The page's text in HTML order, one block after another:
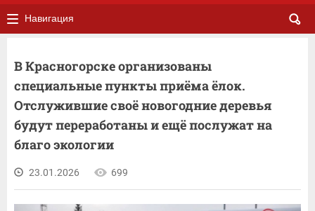
Навигация
В Красногорске организованы
специальные пункты приёма ёлок.
Отслужившие своё новогодние деревья
будут переработаны и ещё послужат на
благо экологии
23.01.2026 699